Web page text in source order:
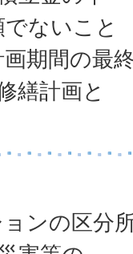
ないこと
期間の最
繕計画と
ンの区分